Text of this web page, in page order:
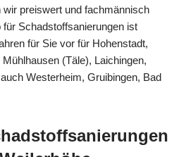
wir preiswert und fachmännisch
Schadstoffsanierungen ist
für Sie vor für Hohenstadt,
(Täle), Laichingen,
Westerheim, Gruibingen, Bad